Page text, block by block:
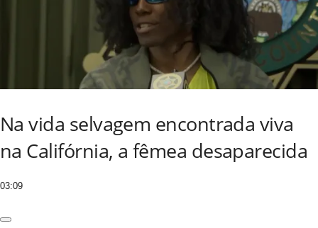
Na vida selvagem encontrada viva
na Califórnia, a fêmea desaparecida
03:09